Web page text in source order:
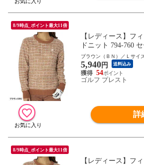
8/9時点_ポイント最大11倍
【レディース】フ
ドニット 794-760
フウェア 秋冬モデ
ア 794760 女性用
ブラウン（ＢＮ）／Ｌサイ
5,940円 送料込み
54
ゴルフ プレスト
詳
8/9時点_ポイント最大11倍
【レディース】フ